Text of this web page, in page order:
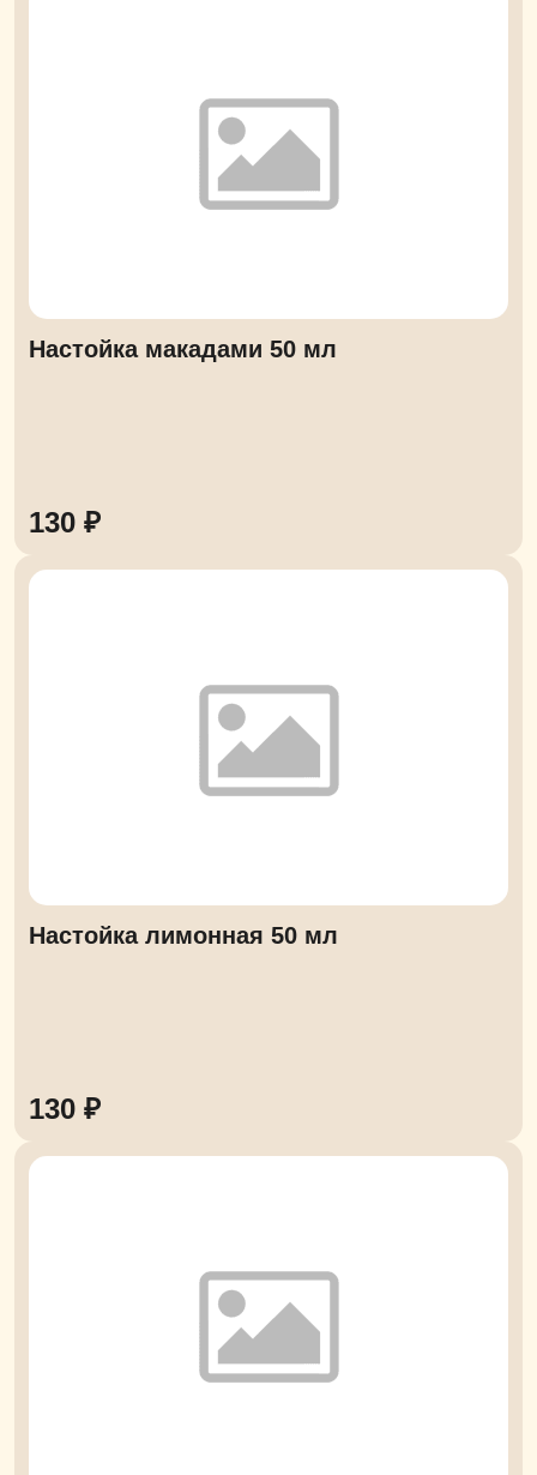
Настойка макадами 50 мл
130 ₽
Настойка лимонная 50 мл
130 ₽